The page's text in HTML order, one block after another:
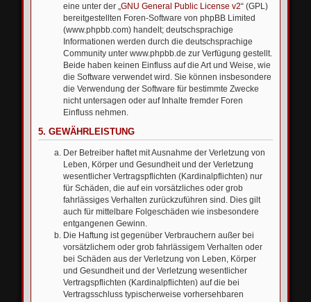
eine unter der „GNU General Public License v2“ (GPL)
bereitgestellten Foren-Software von phpBB Limited
(www.phpbb.com) handelt; deutschsprachige
Informationen werden durch die deutschsprachige
Community unter www.phpbb.de zur Verfügung gestellt.
Beide haben keinen Einfluss auf die Art und Weise, wie
die Software verwendet wird. Sie können insbesondere
die Verwendung der Software für bestimmte Zwecke
nicht untersagen oder auf Inhalte fremder Foren
Einfluss nehmen.
5. GEWÄHRLEISTUNG
Der Betreiber haftet mit Ausnahme der Verletzung von
Leben, Körper und Gesundheit und der Verletzung
wesentlicher Vertragspflichten (Kardinalpflichten) nur
für Schäden, die auf ein vorsätzliches oder grob
fahrlässiges Verhalten zurückzuführen sind. Dies gilt
auch für mittelbare Folgeschäden wie insbesondere
entgangenen Gewinn.
Die Haftung ist gegenüber Verbrauchern außer bei
vorsätzlichem oder grob fahrlässigem Verhalten oder
bei Schäden aus der Verletzung von Leben, Körper
und Gesundheit und der Verletzung wesentlicher
Vertragspflichten (Kardinalpflichten) auf die bei
Vertragsschluss typischerweise vorhersehbaren